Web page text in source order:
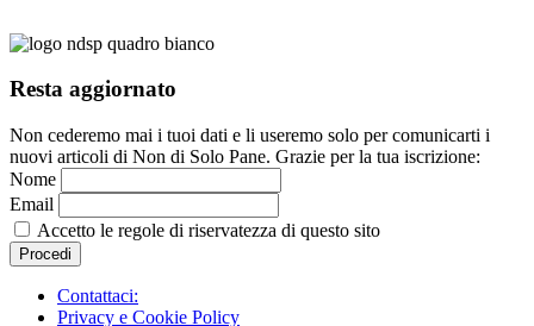
Resta aggiornato
Non cederemo mai i tuoi dati e li useremo solo per comunicarti i
nuovi articoli di Non di Solo Pane. Grazie per la tua iscrizione:
Nome
Email
Accetto le regole di riservatezza di questo sito
Contattaci:
Privacy e Cookie Policy